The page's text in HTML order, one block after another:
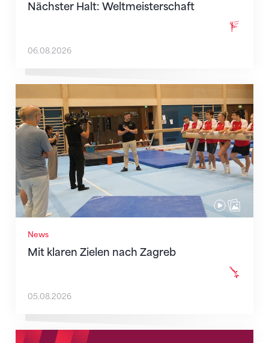
Nächster Halt: Weltmeisterschaft
06.08.2026
News
Mit klaren Zielen nach Zagreb
Mit klaren Zielen nach Zagreb
05.08.2026
Neue Empfangszeiten ab 1. August 2026